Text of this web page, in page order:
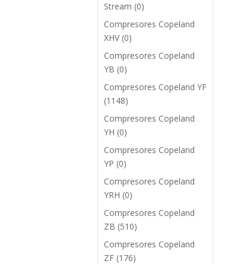
Stream (0)
Compresores Copeland
XHV (0)
Compresores Copeland
YB (0)
Compresores Copeland YF
(1148)
Compresores Copeland
YH (0)
Compresores Copeland
YP (0)
Compresores Copeland
YRH (0)
Compresores Copeland
ZB (510)
Compresores Copeland
ZF (176)